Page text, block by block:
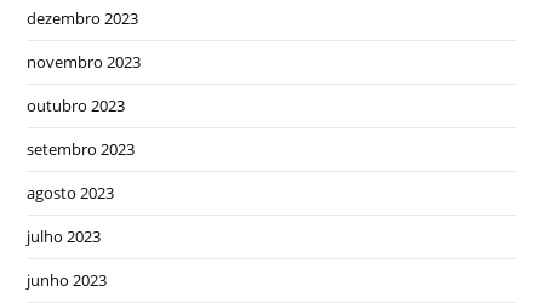
dezembro 2023
novembro 2023
outubro 2023
setembro 2023
agosto 2023
julho 2023
junho 2023